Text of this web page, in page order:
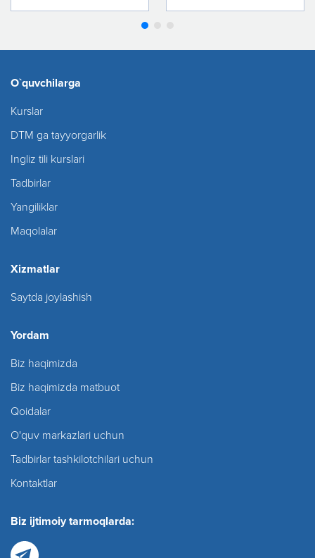
O`quvchilarga
Kurslar
DTM ga tayyorgarlik
Ingliz tili kurslari
Tadbirlar
Yangiliklar
Maqolalar
Xizmatlar
Saytda joylashish
Yordam
Biz haqimizda
Biz haqimizda matbuot
Qoidalar
O'quv markazlari uchun
Tadbirlar tashkilotchilari uchun
Kontaktlar
Biz ijtimoiy tarmoqlarda: